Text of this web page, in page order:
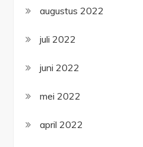
augustus 2022
juli 2022
juni 2022
mei 2022
april 2022